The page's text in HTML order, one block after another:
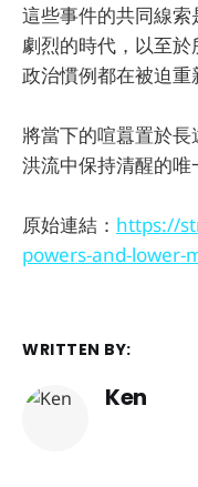
這些事件的共同線
劇烈的時代，以至
政治慣例都在被迫重
將當下的喧囂置於
洪流中保持清醒的唯
原始連結： https://
powers-and-lower-
WRITTEN BY:
Ken